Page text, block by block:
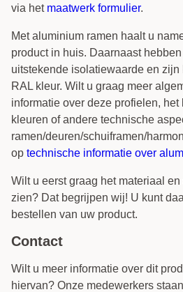
via het maatwerk formulier.
Met aluminium ramen haalt u
product in huis. Daarnaast
uitstekende isolatiewaarde en
RAL kleur. Wilt u graag meer
informatie over deze profielen, het
kleuren of andere technische
ramen/deuren/schuiframen/
op technische informatie over
Wilt u eerst graag het materiaal
zien? Dat begrijpen wij! U kunt
bestellen van uw product.
Contact
Wilt u meer informatie over dit
hiervan? Onze medewerkers